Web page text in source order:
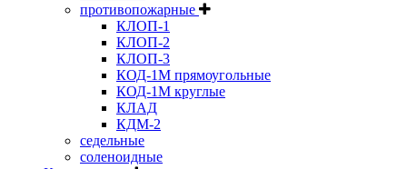
противопожарные
КЛОП-1
КЛОП-2
КЛОП-3
КОД-1М прямоугольные
КОД-1М круглые
КЛАД
КДМ-2
седельные
соленоидные